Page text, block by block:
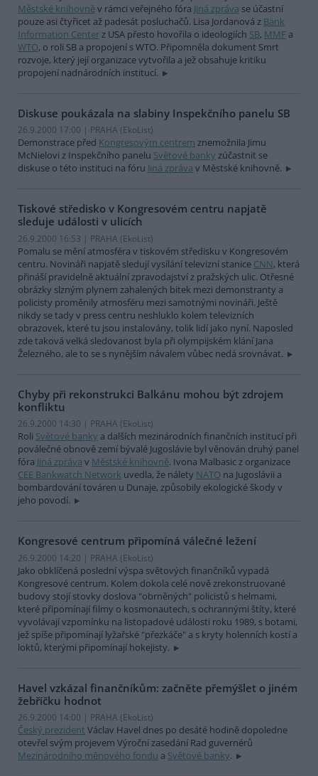
Městské knihovněv rámci veřejného fóra Jiná zpráva se účastní
pouze asi čtyřicet až padesát posluchačů. Lisa Jordanová z Bank
Information Centerz USA přesto hovořila o ideologiích SB, MMF a
WTO, o roli SB a propojení s WTO. Připomněla dokument Smrt
rozvoje, který její organizace vytvořila a jež obsahuje kritiku
propojení nadnárodních institucí.
Diskuse poukázala na slabiny Inspekčního panelu SB
26.9.2000 17:00 | PRAHA (EkoList)
Demonstrace před Kongresovým centrem znemožnila Jimu
McNielovi z Inspekčního panelu Světové banky zúčastnit se
diskuse o této instituci na fóru Jiná zpráva v Městské knihovně.
Tiskové středisko v Kongresovém centru napjatě
sleduje události v ulicích
26.9.2000 16:53 | PRAHA (EkoList)
Pomalu se mění atmosféra v tiskovém středisku v Kongresovém
centru. Novináři napjatě sledují vysílání televizní stanice CNN, která
přináší pravidelně aktuální zpravodajství z pražských ulic. Otřesné
obrázky slzným plynem zahalených bitek mezi demonstranty a
policisty proměnily atmosféru mezi samotnými novináři. Ještě
nikdy se tady v press centru neshluklo kolem televizních
obrazovek, které tu jsou instalovány, tolik lidí jako nyní. Naposled
zde taková velká sledovanost byla při olympijském klání Jana
Železného, ale to se s nynějším návalem vůbec nedá srovnávat.
Chyby při rekonstrukci Balkánu mohou být zdrojem
konfliktu
26.9.2000 14:30 | PRAHA (EkoList)
Roli Světové banky a dalších mezinárodních finančních institucí při
poválečné obnově zemí bývalé Jugoslávie byl věnován druhý panel
fóra Jiná zpráva v Městské knihovně. Ivona Malbasic z organizace
CEE Bankwatch Network uvedla, že nálety NATO na Jugoslávii a
bombardování továren u Dunaje, způsobily ekologické škody v
jeho povodí.
Kongresové centrum připomíná válečné ležení
26.9.2000 14:20 | PRAHA (EkoList)
Jako obklíčená poslední výspa světových finančníků vypadá
Kongresové centrum. Kolem dokola celé nově zrekonstruované
budovy stojí stovky doslova "obrněných" policistů s helmami,
které připomínají filmy o kosmonautech, s ochrannými štíty, které
vyvolávají vzpomínku na listopadové události roku 1989, s botami,
jež spíše připomínají lyžařské "přezkáče" a s kryty holenních kostí a
loktů, kterými připomínají hokejisty.
Havel vzkázal finančníkům: začněte přemýšlet o jiném
žebříčku hodnot
26.9.2000 14:00 | PRAHA (EkoList)
Český prezident Václav Havel dnes po desáté hodině dopoledne
otevřel svým projevem Výroční zasedání Rad guvernérů
Mezinárodního měnového fondu a Světové banky.